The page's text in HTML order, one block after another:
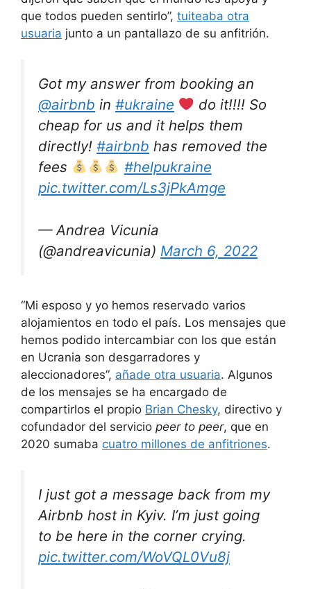
que todos pueden sentirlo”, tuiteaba otra
usuaria junto a un pantallazo de su anfitrión.
Got my answer from booking an
@airbnb in #ukraine
do it!!!! So
cheap for us and it helps them
directly! #airbnb has removed the
fees
#helpukraine
pic.twitter.com/Ls3jPkAmge
— Andrea Vicunia
(@andreavicunia) March 6, 2022
“Mi esposo y yo hemos reservado varios
alojamientos en todo el país. Los mensajes que
hemos podido intercambiar con los que están
en Ucrania son desgarradores y
aleccionadores”, añade otra usuaria. Algunos
de los mensajes se ha encargado de
compartirlos el propio Brian Chesky, directivo y
cofundador del servicio peer to peer, que en
2020 sumaba cuatro millones de anfitriones.
I just got a message back from my
Airbnb host in Kyiv. I’m just going
to be here in the corner crying.
pic.twitter.com/WoVQL0Vu8j